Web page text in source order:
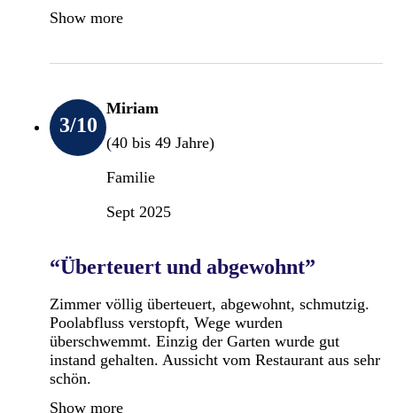
Show more
3/10
Miriam
(40 bis 49 Jahre)
Familie
Sept 2025
“Überteuert und abgewohnt”
Zimmer völlig überteuert, abgewohnt, schmutzig.
Poolabfluss verstopft, Wege wurden
überschwemmt. Einzig der Garten wurde gut
instand gehalten. Aussicht vom Restaurant aus sehr
schön.
Show more